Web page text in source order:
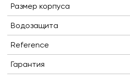
Размер корпуса
Водозащита
Reference
Гарантия